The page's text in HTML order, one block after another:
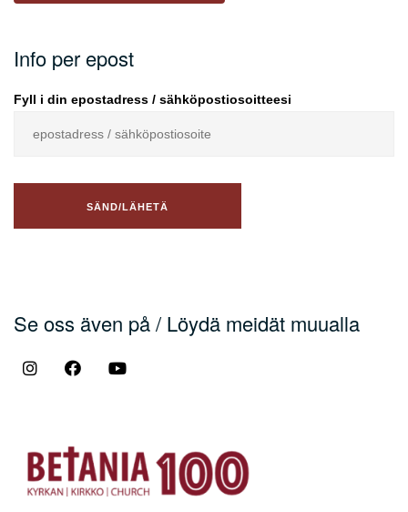
Info per epost
Fyll i din epostadress / sähköpostiosoitteesi
Se oss även på / Löydä meidät muualla